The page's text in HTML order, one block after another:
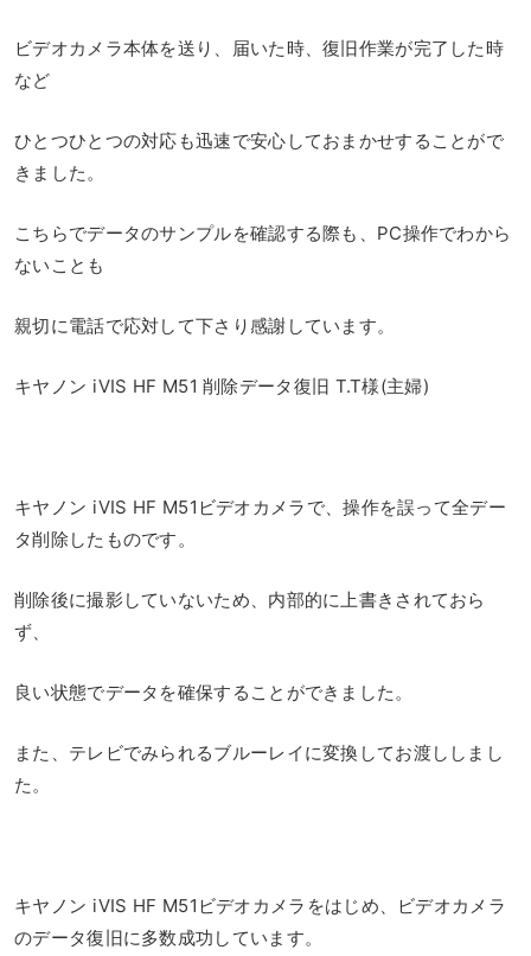
ビデオカメラ本体を送り、届いた時、復旧作業が完了した時
など
ひとつひとつの対応も迅速で安心しておまかせすることがで
きました。
こちらでデータのサンプルを確認する際も、PC操作でわから
ないことも
親切に電話で応対して下さり感謝しています。
キヤノン iVIS HF M51 削除データ復旧 T.T様(主婦)
キヤノン iVIS HF M51ビデオカメラで、操作を誤って全デー
タ削除したものです。
削除後に撮影していないため、内部的に上書きされておら
ず、
良い状態でデータを確保することができました。
また、テレビでみられるブルーレイに変換してお渡ししまし
た。
キヤノン iVIS HF M51ビデオカメラをはじめ、ビデオカメラ
のデータ復旧に多数成功しています。